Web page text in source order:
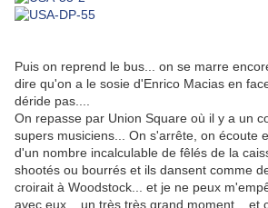
Puis on reprend le bus... on se marre
dire qu'on a le sosie d'Enrico Macias en
déride pas....
On repasse par Union Square où il y a un
supers musiciens... On s'arrête, on écoute
d'un nombre incalculable de fêlés de la
shootés ou bourrés et ils dansent comme
croirait à Woodstock... et je ne peux
avec eux... un très très grand moment... et